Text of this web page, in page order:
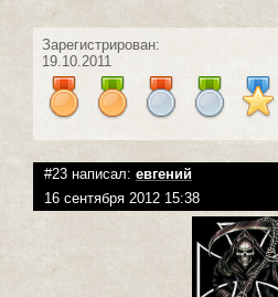
Зарегистрирован:
19.10.2011
#23 написал: евгений
16 сентября 2012 15:38